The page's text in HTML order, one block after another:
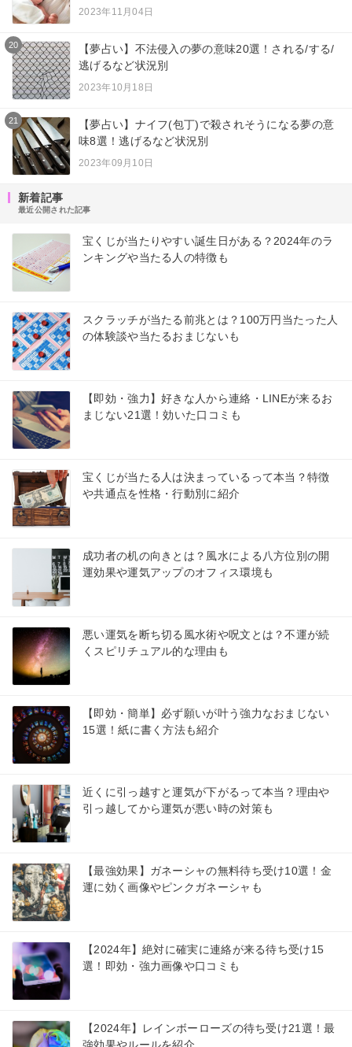
2023年11月04日
20
【夢占い】不法侵入の夢の意味20選！される/する/
逃げるなど状況別
2023年10月18日
21
【夢占い】ナイフ(包丁)で殺されそうになる夢の意
味8選！逃げるなど状況別
2023年09月10日
新着記事
最近公開された記事
宝くじが当たりやすい誕生日がある？2024年のラ
ンキングや当たる人の特徴も
スクラッチが当たる前兆とは？100万円当たった人
の体験談や当たるおまじないも
【即効・強力】好きな人から連絡・LINEが来るお
まじない21選！効いた口コミも
宝くじが当たる人は決まっているって本当？特徴
や共通点を性格・行動別に紹介
成功者の机の向きとは？風水による八方位別の開
運効果や運気アップのオフィス環境も
悪い運気を断ち切る風水術や呪文とは？不運が続
くスピリチュアル的な理由も
【即効・簡単】必ず願いが叶う強力なおまじない
15選！紙に書く方法も紹介
近くに引っ越すと運気が下がるって本当？理由や
引っ越してから運気が悪い時の対策も
【最強効果】ガネーシャの無料待ち受け10選！金
運に効く画像やピンクガネーシャも
【2024年】絶対に確実に連絡が来る待ち受け15
選！即効・強力画像や口コミも
【2024年】レインボーローズの待ち受け21選！最
強効果やルールを紹介